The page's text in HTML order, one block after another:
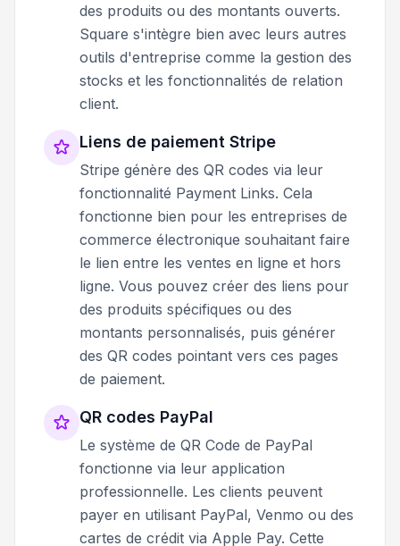
des produits ou des montants ouverts.
Square s'intègre bien avec leurs autres
outils d'entreprise comme la gestion des
stocks et les fonctionnalités de relation
client.
Liens de paiement Stripe
Stripe génère des QR codes via leur
fonctionnalité Payment Links. Cela
fonctionne bien pour les entreprises de
commerce électronique souhaitant faire
le lien entre les ventes en ligne et hors
ligne. Vous pouvez créer des liens pour
des produits spécifiques ou des
montants personnalisés, puis générer
des QR codes pointant vers ces pages
de paiement.
QR codes PayPal
Le système de QR Code de PayPal
fonctionne via leur application
professionnelle. Les clients peuvent
payer en utilisant PayPal, Venmo ou des
cartes de crédit via Apple Pay. Cette